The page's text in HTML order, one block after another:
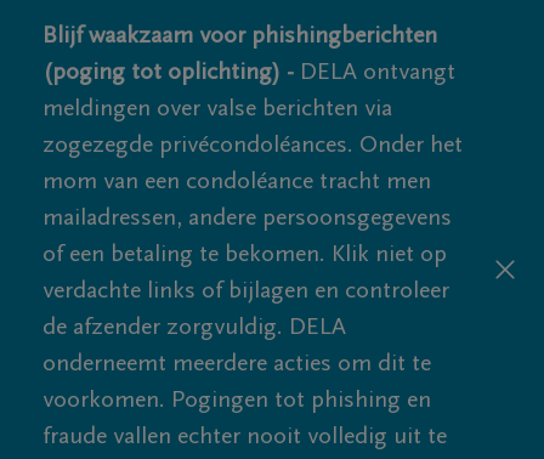
Blijf waakzaam voor phishingberichten
(poging tot oplichting) - DELA ontvangt
meldingen over valse berichten via
zogezegde privécondoléances. Onder het
mom van een condoléance tracht men
mailadressen, andere persoonsgegevens
of een betaling te bekomen. Klik niet op
verdachte links of bijlagen en controleer
de afzender zorgvuldig. DELA
onderneemt meerdere acties om dit te
voorkomen. Pogingen tot phishing en
fraude vallen echter nooit volledig uit te